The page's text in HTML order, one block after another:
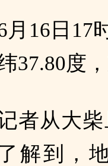
月16日17
37.80度
者从大
解到，